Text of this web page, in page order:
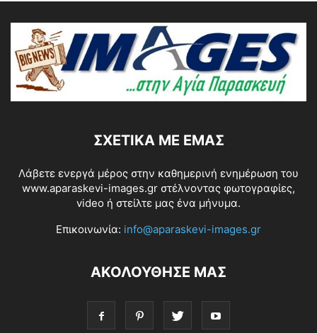
ΣΧΕΤΙΚΆ ΜΕ ΕΜΆΣ
Λάβετε ενεργά μέρος στην καθημερινή ενημέρωση του
www.aparaskevi-images.gr στέλνοντας φωτογραφίες,
video ή στείλτε μας ένα μήνυμα.
Επικοινωνία: info@aparaskevi-images.gr
ΑΚΟΛΟΥΘΗΣΕ ΜΑΣ